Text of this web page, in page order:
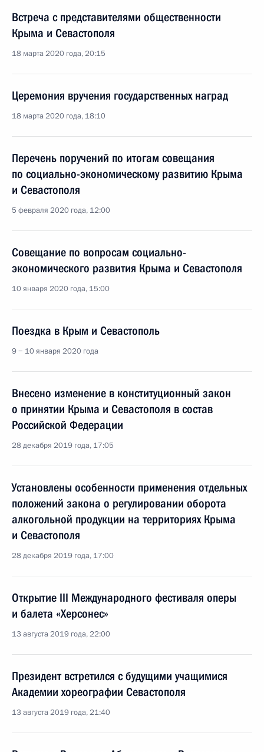
Встреча с представителями общественности
Крыма и Севастополя
18 марта 2020 года, 20:15
Церемония вручения государственных наград
18 марта 2020 года, 18:10
Перечень поручений по итогам совещания
по социально-экономическому развитию Крыма
и Севастополя
5 февраля 2020 года, 12:00
Совещание по вопросам социально-
экономического развития Крыма и Севастополя
10 января 2020 года, 15:00
Поездка в Крым и Севастополь
9 − 10 января 2020 года
Внесено изменение в конституционный закон
о принятии Крыма и Севастополя в состав
Российской Федерации
28 декабря 2019 года, 17:05
Установлены особенности применения отдельных
положений закона о регулировании оборота
алкогольной продукции на территориях Крыма
и Севастополя
28 декабря 2019 года, 17:00
Открытие III Международного фестиваля оперы
и балета «Херсонес»
13 августа 2019 года, 22:00
Президент встретился с будущими учащимися
Академии хореографии Севастополя
13 августа 2019 года, 21:40